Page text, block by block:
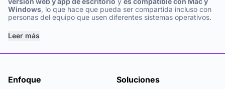
Windows, lo que hace que pueda ser compartida incluso con
personas del equipo que usen diferentes sistemas operativos.
Leer más
Enfoque Soluciones